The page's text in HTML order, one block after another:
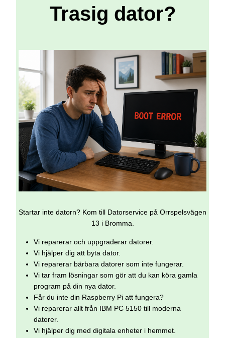
Trasig dator?
Startar inte datorn? Kom till Datorservice på Orrspelsvägen
13 i Bromma.
Vi reparerar och uppgraderar datorer.
Vi hjälper dig att byta dator.
Vi reparerar bärbara datorer som inte fungerar.
Vi tar fram lösningar som gör att du kan köra gamla
program på din nya dator.
Får du inte din Raspberry Pi att fungera?
Vi reparerar allt från IBM PC 5150 till moderna
datorer.
Vi hjälper dig med digitala enheter i hemmet.